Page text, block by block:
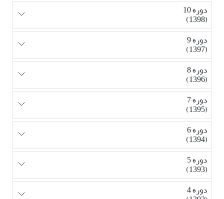
دوره 10
(1398)
دوره 9
(1397)
دوره 8
(1396)
دوره 7
(1395)
دوره 6
(1394)
دوره 5
(1393)
دوره 4